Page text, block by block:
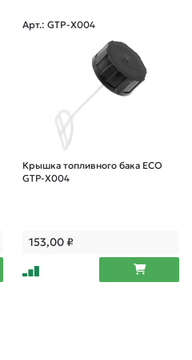
Арт.: GTP-X004
Крышка топливного бака ECO
GTP-X004
153,00₽